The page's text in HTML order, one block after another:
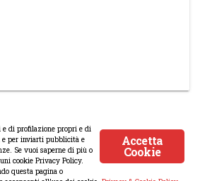
- Tutti i diritti riservati.
daAtlanticmoon.com
Accetta
Cookie
di profilazione propri e di
per inviarti pubblicità e
Se vuoi saperne di più o
cookie Privacy Policy.
questa pagina o